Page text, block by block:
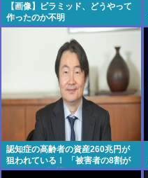
【画像】ピラミッド、どうやって
作ったのか不明
認知症の高齢者の資産260兆円が
狙われている！ 「被害者の8割が
だまされた認識なし」